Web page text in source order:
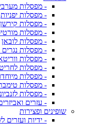
- מפסלות
- מפסלות יפניות
- מפסלות קירשן
- מפסלות
- מפסלות לובאן
- מפסלות נגרים IRWIN-MARPLES
- מפסלות
- מפסלות
- מפסלות
- מפסלות
- מפסלות
- עזרים
שופינים ופצירות
- ידיות ועזרים